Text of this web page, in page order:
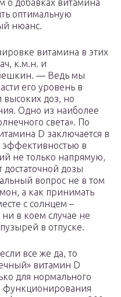
о добавках витамина
оптимальную
нюанс.
витамина в этих
к.м.н. и
— Ведь мы
его уровень в
доз, но
Одно из наиболее
света». По
D заключается в
эффективностью в
не только напрямую,
достаточной дозы
вопрос не в том
а как принимать
с солнцем –
в коем случае не
в отпуске.
все же да, то
витамин D
для нормального
функционирования